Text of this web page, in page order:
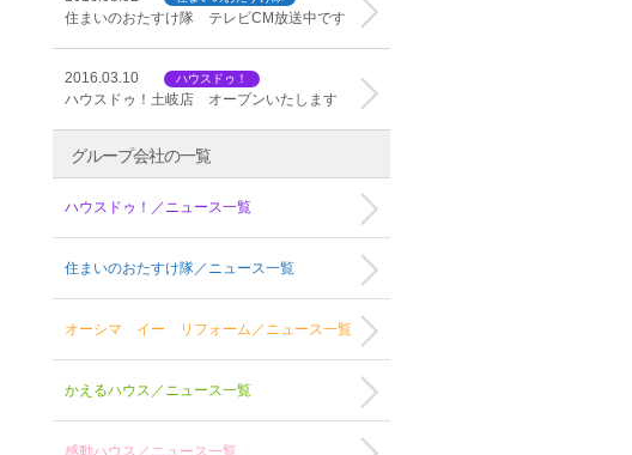
住まいのおたすけ隊 テレビCM放送中です
2016.03.10 ハウスドゥ！
ハウスドゥ！土岐店 オープンいたします
グループ会社の一覧
ハウスドゥ！／ニュース一覧
住まいのおたすけ隊／ニュース一覧
オーシマ イー リフォーム／ニュース一覧
かえるハウス／ニュース一覧
感動ハウス／ニュース一覧